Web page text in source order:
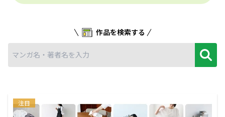
作品を検索する
注目